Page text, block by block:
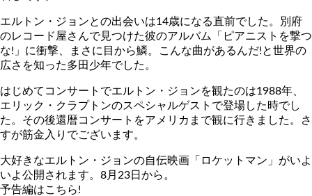
エルトン・ジョンとの出会いは14歳になる直前でした。別府
のレコード屋さんで見つけた彼のアルバム「ピアニストを撃つ
な!」に衝撃、まさに目から鱗。こんな曲があるんだ!と世界の
広さを知った多田少年でした。
はじめてコンサートでエルトン・ジョンを観たのは1988年、
エリック・クラプトンのスペシャルゲストで登場した時でし
た。その後還暦コンサートをアメリカまで観に行きました。さ
すが筋金入りでございます。
大好きなエルトン・ジョンの自伝映画「ロケットマン」がいよ
いよ公開されます。8月23日から。
予告編はこちら!